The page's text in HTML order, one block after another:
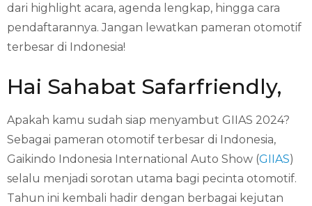
dari highlight acara, agenda lengkap, hingga cara
pendaftarannya. Jangan lewatkan pameran otomotif
terbesar di Indonesia!
Hai Sahabat Safarfriendly,
Apakah kamu sudah siap menyambut GIIAS 2024?
Sebagai pameran otomotif terbesar di Indonesia,
Gaikindo Indonesia International Auto Show (GIIAS)
selalu menjadi sorotan utama bagi pecinta otomotif.
Tahun ini kembali hadir dengan berbagai kejutan